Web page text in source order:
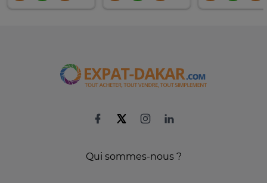
Qui sommes-nous ?